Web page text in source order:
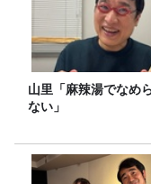
山里「麻辣湯でなめ
ない」